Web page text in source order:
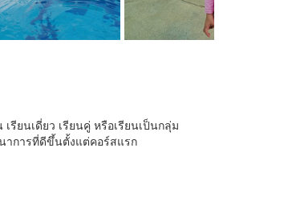
ยนเดี่ยว เรียนคู่ หรือเรียนเป็นกลุ่ม
าการที่ดีขึ้นตั้งแต่คอร์สแรก